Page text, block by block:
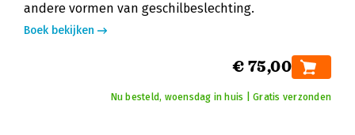
andere vormen van geschilbeslechting.
Boek bekijken
€ 75,00
Nu besteld, woensdag in huis | Gratis verzonden